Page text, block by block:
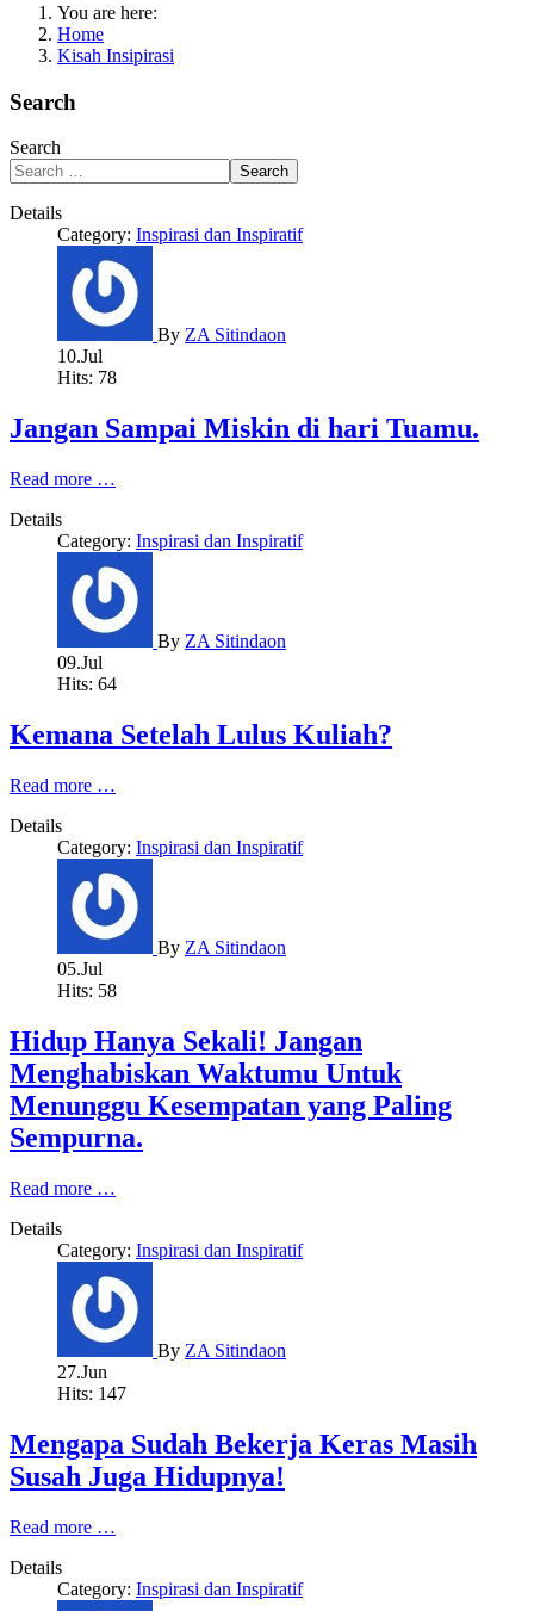
You are here:
Home
Kisah Insipirasi
Search
Search
Search
Details
Category: Inspirasi dan Inspiratif
By ZA Sitindaon
10.Jul
Hits: 78
Jangan Sampai Miskin di hari Tuamu.
Read more …
Details
Category: Inspirasi dan Inspiratif
By ZA Sitindaon
09.Jul
Hits: 64
Kemana Setelah Lulus Kuliah?
Read more …
Details
Category: Inspirasi dan Inspiratif
By ZA Sitindaon
05.Jul
Hits: 58
Hidup Hanya Sekali! Jangan
Menghabiskan Waktumu Untuk
Menunggu Kesempatan yang Paling
Sempurna.
Read more …
Details
Category: Inspirasi dan Inspiratif
By ZA Sitindaon
27.Jun
Hits: 147
Mengapa Sudah Bekerja Keras Masih
Susah Juga Hidupnya!
Read more …
Details
Category: Inspirasi dan Inspiratif